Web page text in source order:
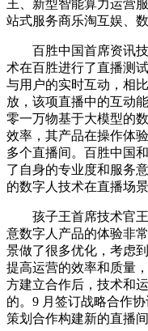
王、新型智能算力运营
站式服务商乐淘互娱、
百胜中国首席资讯技
术在百胜进行了直播测
与用户的实时互动，相
放，该项直播中的互动
零一万物基于大模型的
效率，其产品在操作体
多个直播间。百胜中国
了自身的专业度和服务
的数字人技术在直播场景
孩子王首席技术官王
意数字人产品的体验非
景做了很多优化，考虑
提高运营的效率和质量
方建立合作后，技术和
的。9 月签订战略合作
策划合作构建新的直播间